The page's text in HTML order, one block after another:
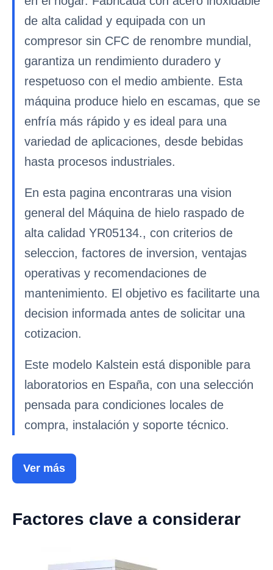
de alta calidad y equipada con un
compresor sin CFC de renombre mundial,
garantiza un rendimiento duradero y
respetuoso con el medio ambiente. Esta
máquina produce hielo en escamas, que se
enfría más rápido y es ideal para una
variedad de aplicaciones, desde bebidas
hasta procesos industriales.
En esta pagina encontraras una vision
general del Máquina de hielo raspado de
alta calidad YR05134., con criterios de
seleccion, factores de inversion, ventajas
operativas y recomendaciones de
mantenimiento. El objetivo es facilitarte una
decision informada antes de solicitar una
cotizacion.
Este modelo Kalstein está disponible para
laboratorios en España, con una selección
pensada para condiciones locales de
compra, instalación y soporte técnico.
Ver más
Factores clave a considerar